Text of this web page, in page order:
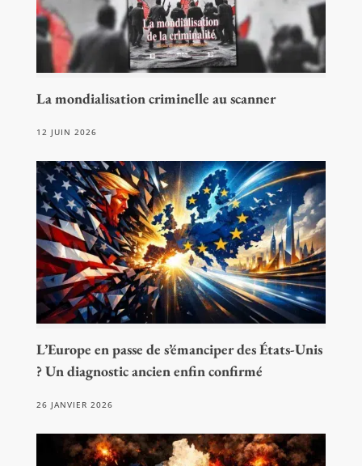
La mondialisation criminelle au scanner
12 JUIN 2026
L’Europe en passe de s’émanciper des États-Unis
? Un diagnostic ancien enfin confirmé
26 JANVIER 2026